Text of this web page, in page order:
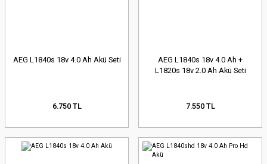
AEG L1840s 18v 4.0 Ah Akü Seti
6.750 TL
AEG L1840s 18v 4.0 Ah +
L1820s 18v 2.0 Ah Akü Seti
7.550 TL